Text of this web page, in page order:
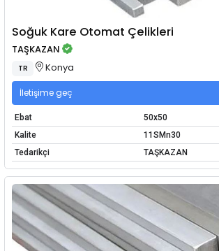
Soğuk Kare Otomat Çelikleri
TAŞKAZAN
TR Konya
İletişime geç
Ebat
50x50
Kalite
11SMn30
Tedarikçi
TAŞKAZAN